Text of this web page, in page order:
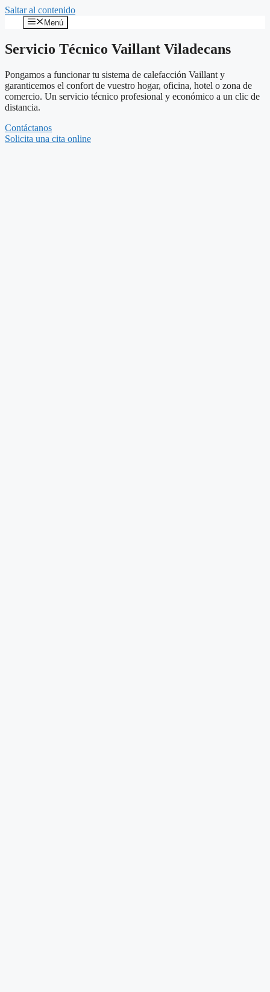
Saltar al contenido
Menú
Servicio Técnico Vaillant Viladecans
Pongamos a funcionar tu sistema de calefacción Vaillant y
garanticemos el confort de vuestro hogar, oficina, hotel o zona de
comercio. Un servicio técnico profesional y económico a un clic de
distancia.
Contáctanos
Solicita una cita online